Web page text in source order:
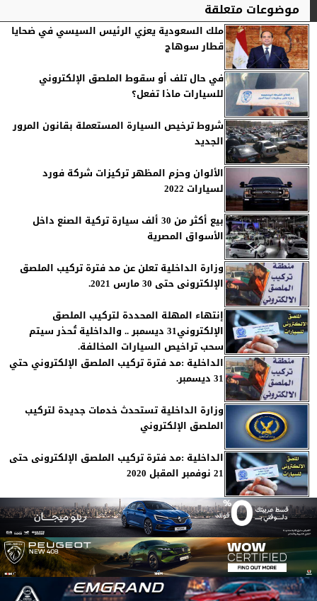
موضوعات متعلقة
ملك السعودية يعزي الرئيس السيسي في ضحايا
قطار سوهاج
في حال تلف أو سقوط الملصق الإلكتروني
للسيارات ماذا تفعل؟
شروط ترخيص السيارة المستعملة بقانون المرور
الجديد
الألوان وحزم المظهر تركيزات شركة فورد
لسيارات 2022
بيع أكثر من 30 ألف سيارة تركية الصنع داخل
الأسواق المصرية
وزارة الداخلية تعلن عن مد فترة تركيب الملصق
الإلكترونى حتى 30 مارس 2021.
إنتهاء المهلة المحددة لتركيب الملصق
الإلكتروني31 ديسمبر .. والداخلية تُحذر سيتم
سحب تراخيص السيارات المخالفة.
الداخلية :مد فترة تركيب الملصق الإلكتروني حتي
31 ديسمبر.
وزارة الداخلية تستحدث خدمات جديدة لتركيب
الملصق الإلكتروني
الداخلية :مد فترة تركيب الملصق الإلكترونى حتى
21 نوفمبر المقبل 2020